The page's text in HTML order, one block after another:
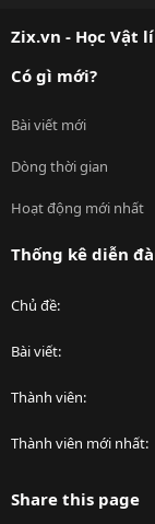
Zix.vn - Học Vật
Có gì mới?
Bài viết mới
Dòng thời gian
Hoạt động mới nhất
Thống kê diễn
Chủ đề
Bài viết
Thành viên
Thành viên mới nhất
Share this page